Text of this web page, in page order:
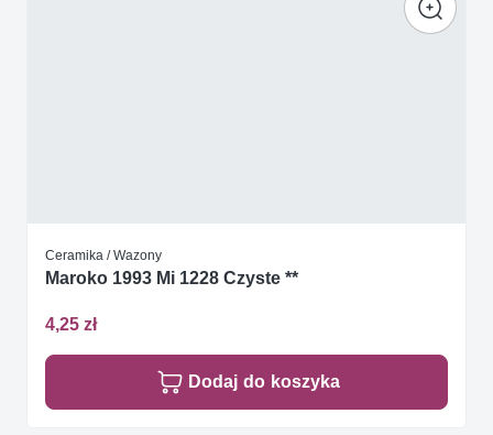
Ceramika / Wazony
Maroko 1993 Mi 1228 Czyste **
4,25 zł
Dodaj do koszyka